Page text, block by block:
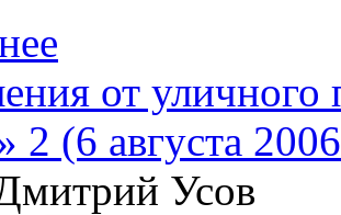
от
(6 августа
Усов